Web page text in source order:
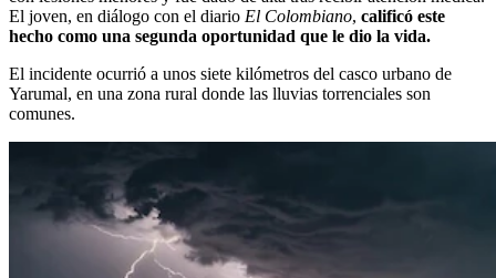
El joven, en diálogo con el diario El Colombiano, calificó este
hecho como una segunda oportunidad que le dio la vida.
El incidente ocurrió a unos siete kilómetros del casco urbano de
Yarumal, en una zona rural donde las lluvias torrenciales son
comunes.